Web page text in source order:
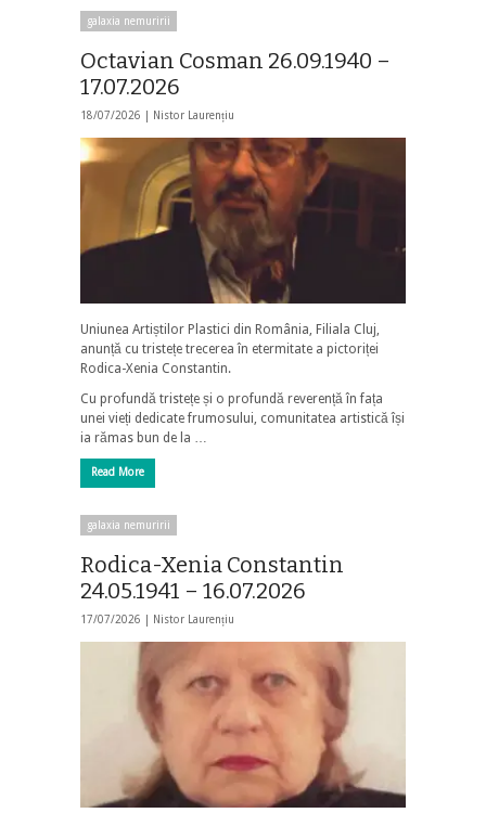
galaxia nemuririi
Octavian Cosman 26.09.1940 –
17.07.2026
18/07/2026 | Nistor Laurențiu
Uniunea Artiștilor Plastici din România, Filiala Cluj,
anunță cu tristețe trecerea în etermitate a pictoriței
Rodica-Xenia Constantin.
Cu profundă tristețe și o profundă reverență în fața
unei vieți dedicate frumosului, comunitatea artistică își
ia rămas bun de la …
Read More
galaxia nemuririi
Rodica-Xenia Constantin
24.05.1941 – 16.07.2026
17/07/2026 | Nistor Laurențiu